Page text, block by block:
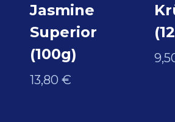
Jasmine
Superior
(100g)
13,80 €